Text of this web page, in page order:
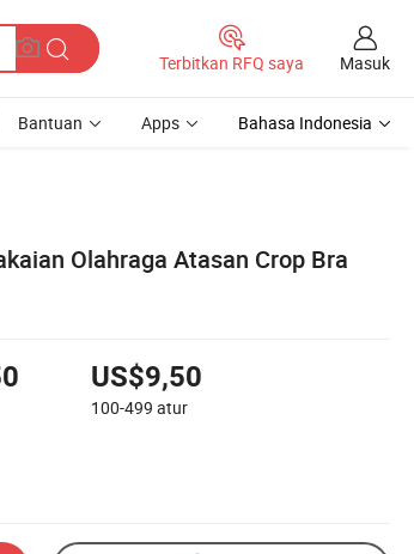
Terbitkan RFQ saya Masuk
Bantuan Apps Bahasa Indonesia
Olahraga Atasan Crop Bra
US$9,50
100-499 atur